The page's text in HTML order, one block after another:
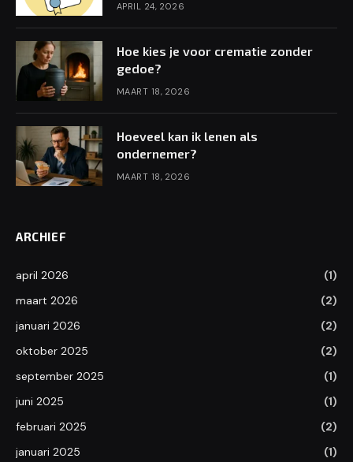
APRIL 24, 2026
Hoe kies je voor crematie zonder
gedoe?
MAART 18, 2026
Hoeveel kan ik lenen als
ondernemer?
MAART 18, 2026
ARCHIEF
april 2026
(1)
maart 2026
(2)
januari 2026
(2)
oktober 2025
(2)
september 2025
(1)
juni 2025
(1)
februari 2025
(2)
januari 2025
(1)